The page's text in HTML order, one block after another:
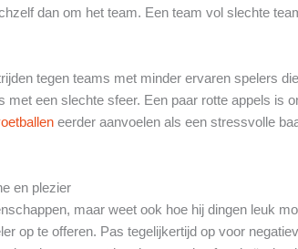
dan om het team. Een team vol slechte
tegen teams met minder ervaren spelers
met een slechte sfeer. Een paar rotte appels is
eerder aanvoelen als een stressvolle
en plezier
maar weet ook hoe hij dingen leuk
op te offeren. Pas tegelijkertijd op voor